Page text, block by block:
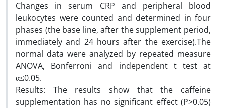
Changes in serum CRP and peripheral blood
leukocytes were counted and determined in four
phases (the base line, after the supplement period,
immediately and 24 hours after the exercise).The
normal data were analyzed by repeated measure
ANOVA, Bonferroni and independent t test at
α≤0.05.
Results: The results show that the caffeine
supplementation has no significant effect (P>0.05)